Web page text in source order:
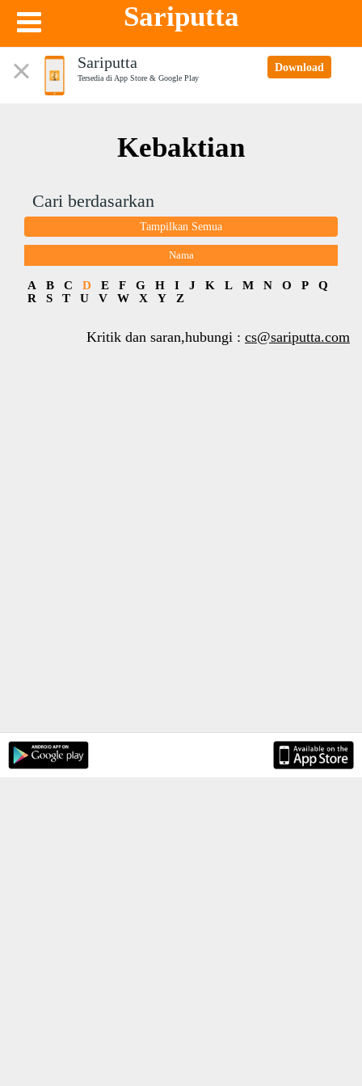
Sariputta
Sariputta
Tersedia di App Store & Google Play
Download
Kebaktian
Cari berdasarkan
Tampilkan Semua
Nama
A B C D E F G H I J K L M N O P
Q
R
S T U V W X Y Z
Kritik dan saran,hubungi : cs@sariputta.com